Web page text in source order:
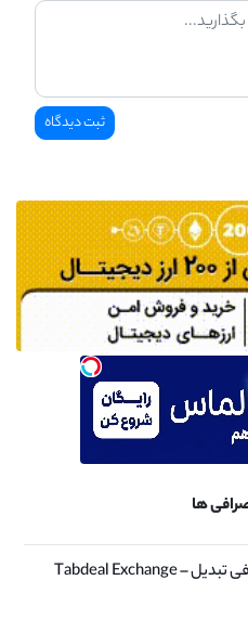
ها
نقد و بررسی صرافی تبدیل – Tabdeal Exchange